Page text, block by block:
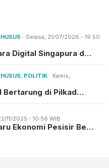
Selasa, 21/07/2026 - 19:50
Digital Singapura d…
POLITIK
Kamis,
Bertarung di Pilkad…
11/2025 - 10:56 WIB
Ekonomi Pesisir Be…